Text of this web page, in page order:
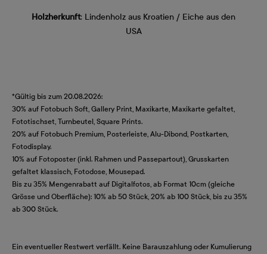
Holzherkunft: Lindenholz aus Kroatien / Eiche aus den
USA
*Gültig bis zum 20.08.2026:
30% auf Fotobuch Soft, Gallery Print, Maxikarte, Maxikarte gefaltet,
Fototischset, Turnbeutel, Square Prints.
20% auf Fotobuch Premium, Posterleiste, Alu-Dibond, Postkarten,
Fotodisplay.
10% auf Fotoposter (inkl. Rahmen und Passepartout), Grusskarten
gefaltet klassisch, Fotodose, Mousepad.
Bis zu 35% Mengenrabatt auf Digitalfotos, ab Format 10cm (gleiche
Grösse und Oberfläche): 10% ab 50 Stück, 20% ab 100 Stück, bis zu 35%
ab 300 Stück.
Ein eventueller Restwert verfällt. Keine Barauszahlung oder Kumulierung